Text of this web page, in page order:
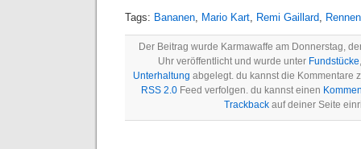
Tags: Bananen, Mario Kart, Remi Gaillard, Rennen
Der Beitrag wurde Karmawaffe am Donnerstag,
Uhr veröffentlicht und wurde unter Fundstücke
Unterhaltung abgelegt. du kannst die Kommentare
RSS 2.0Feed verfolgen. du kannst einen
Trackbackauf deiner Seite